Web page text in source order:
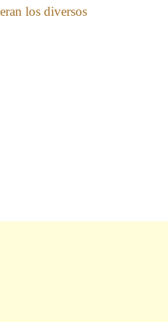
los diversos